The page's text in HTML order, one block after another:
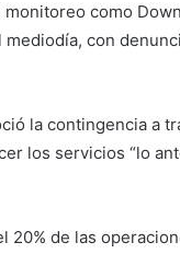
como
mediodía, con
la contingencia a
los servicios “lo
20% de las